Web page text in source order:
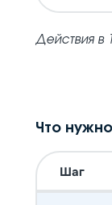
Действия в
Что
Шаг